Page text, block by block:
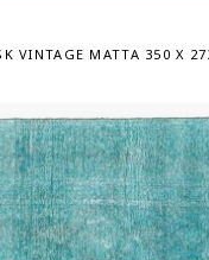
VINTAGE MATTA 350 X